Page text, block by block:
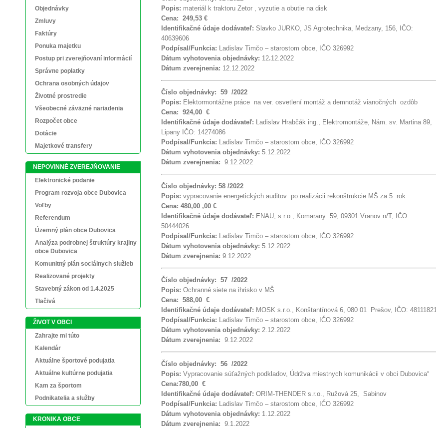
Popis: materiál k traktoru Zetor , vyzutie a obutie na disk
Cena: 249,53 €
Identifikačné údaje dodávateľ: Slavko JURKO, JS Agrotechnika, Medzany, 156, IČO:
40639606
Podpísal/Funkcia: Ladislav Timčo – starostom obce, IČO 326992
Dátum vyhotovenia objednávky: 12.12.2022
Dátum zverejnenia: 12.12.2022
Číslo objednávky: 59 /2022
Popis: Elektormontážne práce na ver. osvetlení montáž a demnotáž vianočných ozdôb
Cena: 924,00 €
Identifikačné údaje dodávateľ:
Ladislav Hrabčák ing., Elektromontáže, Nám. sv. Martina 89,
Lipany IČO: 14274086
Podpísal/Funkcia: Ladislav Timčo – starostom obce, IČO 326992
Dátum vyhotovenia objednávky: 5.12.2022
Dátum zverejnenia: 9.12.2022
Číslo objednávky: 58 /2022
Popis: vypracovanie energetických auditov po realizácii rekonštrukcie MŠ za 5 rok
Cena: 480,00 ,00 €
Identifikačné údaje dodávateľ: ENAU, s.r.o., Komarany 59, 09301 Vranov n/T, IČO:
50444026
Podpísal/Funkcia: Ladislav Timčo – starostom obce, IČO 326992
Dátum vyhotovenia objednávky: 5.12.2022
Dátum zverejnenia: 9.12.2022
Číslo objednávky: 57 /2022
Popis: Ochranné siete na ihrisko v MŠ
Cena: 588,00 €
Identifikačné údaje dodávateľ: MOSK s.r.o., Konštantínová 6, 080 01 Prešov, IČO: 48111821
Podpísal/Funkcia: Ladislav Timčo – starostom obce, IČO 326992
Dátum vyhotovenia objednávky: 2.12.2022
Dátum zverejnenia: 9.12.2022
Číslo objednávky: 56 /2022
Popis: Vypracovanie súťažných podkladov, Údržva miestnych komunikácii v obci Dubovica“
Cena:780,00 €
Identifikačné údaje dodávateľ: ORIM-THENDER s.r.o., Ružová 25, Sabinov
Podpísal/Funkcia: Ladislav Timčo – starostom obce, IČO 326992
Dátum vyhotovenia objednávky: 1.12.2022
Dátum zverejnenia: 9.1.2022
Objednávky
Zmluvy
Faktúry
Ponuka majetku
Postup pri zverejňovaní informácií
Správne poplatky
Ochrana osobných údajov
Životné prostredie
Všeobecné záväzné nariadenia
Rozpočet obce
Dotácie
Majetkové transfery
NEPOVINNÉ ZVEREJŇOVANIE
Elektronické podanie
Program rozvoja obce Dubovica
Voľby
Referendum
Územný plán obce Dubovica
Analýza podrobnej štruktúry krajiny
obce Dubovica
Komunitný plán sociálnych služieb
Realizované projekty
Stavebný zákon od 1.4.2025
Tlačivá
ŽIVOT V OBCI
Zahrajte mi túto
Kalendár
Aktuálne športové podujatia
Aktuálne kultúrne podujatia
Kam za športom
Podnikatelia a služby
KRONIKA OBCE